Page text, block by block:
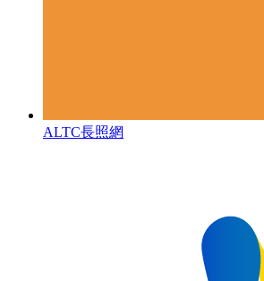
ALTC長照網